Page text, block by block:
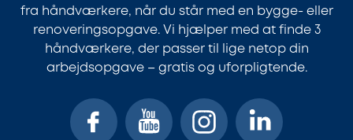
fra håndværkere, når du står med en bygge- eller
renoveringsopgave. Vi hjælper med at finde 3
håndværkere, der passer til lige netop din
arbejdsopgave – gratis og uforpligtende.